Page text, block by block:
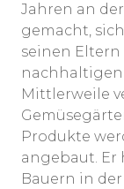
Jahren an
gemacht,
seinen
Mittlerweile
Produkte
angebaut. Er
Bauern in